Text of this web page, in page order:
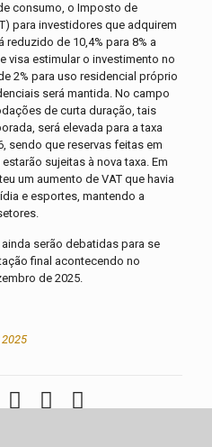
consumo, o Imposto de
para investidores que adquirem
de 10,4% para 8% a
visa estimular o investimento no
2% para uso residencial próprio
será mantida. No campo
de curta duração, tais
será elevada para a taxa
sendo que reservas feitas em
sujeitas à nova taxa. Em
um aumento de VAT que havia
e esportes, mantendo a
serão debatidas para se
final acontecendo no
de 2025.